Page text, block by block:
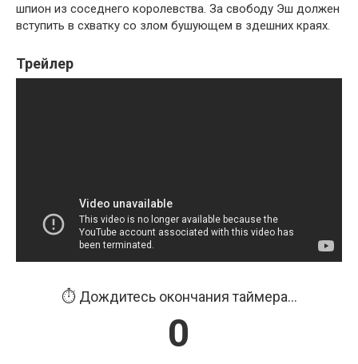
шпион из соседнего королевства. За свободу Эш должен
вступить в схватку со злом бушующем в здешних краях.
Трейлер
⏱️ Дождитесь окончания таймера...
0